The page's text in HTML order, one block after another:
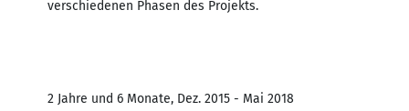
verschiedenen Phasen des Projekts.
2 Jahre und 6 Monate, Dez. 2015 - Mai 2018